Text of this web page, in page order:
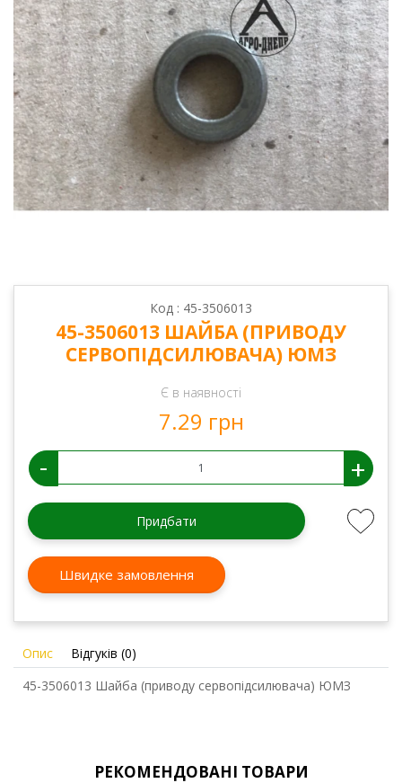
Код : 45-3506013
45-3506013 ШАЙБА (ПРИВОДУ
СЕРВОПІДСИЛЮВАЧА) ЮМЗ
Є в наявності
7.29 грн
- +
Придбати
Швидке замовлення
Опис
Відгуків (0)
45-3506013 Шайба (приводу сервопідсилювача) ЮМЗ
РЕКОМЕНДОВАНІ ТОВАРИ